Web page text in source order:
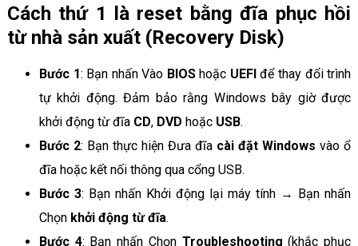
Cách thứ 1 là reset bằng đĩa phục hồi
từ nhà sản xuất (Recovery Disk)
Bước 1: Bạn nhấn Vào BIOShoặc UEFIđể thay đổi trình
tự khởi động. Đảm bảo rằng Windows bây giờ được
khởi động từ đĩa CD, DVD hoặc USB.
Bước 2: Bạn thực hiện Đưa đĩa cài đặt Windows vào ổ
đĩa hoặc kết nối thông qua cổng USB.
Bước 3: Bạn nhấn Khởi động lại máy tính → Bạn nhấn
Chọn khởi động từ đĩa.
Bước 4: Bạn nhấn Chọn Troubleshooting (khắc phục